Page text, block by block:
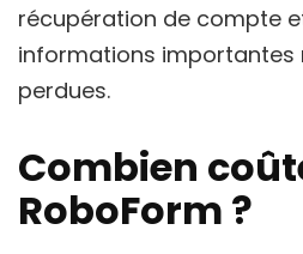
récupération de compte
informations importantes
perdues.
Combien
RoboForm ?